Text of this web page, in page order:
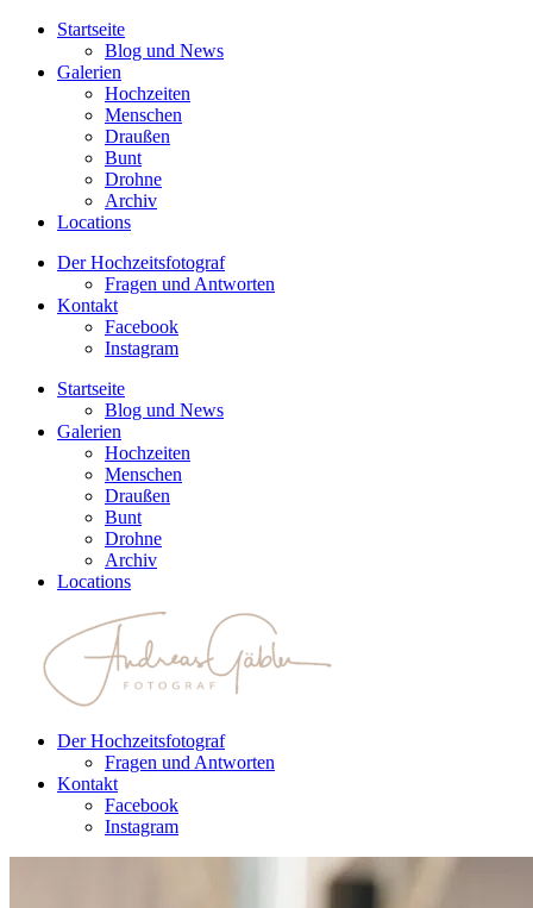
Startseite
Blog und News
Galerien
Hochzeiten
Menschen
Draußen
Bunt
Drohne
Archiv
Locations
Der Hochzeitsfotograf
Fragen und Antworten
Kontakt
Facebook
Instagram
Startseite
Blog und News
Galerien
Hochzeiten
Menschen
Draußen
Bunt
Drohne
Archiv
Locations
Der Hochzeitsfotograf
Fragen und Antworten
Kontakt
Facebook
Instagram